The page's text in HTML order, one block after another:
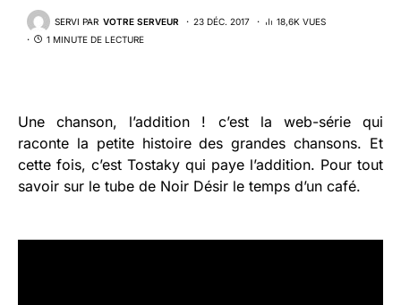
SERVI PAR VOTRE SERVEUR 23 DÉC. 2017
18,6K VUES
1 MINUTE DE LECTURE
Une chanson, l’addition ! c’est la web-série qui
raconte la petite histoire des grandes chansons. Et
cette fois, c’est Tostaky qui paye l’addition. Pour tout
savoir sur le tube de Noir Désir le temps d’un café.